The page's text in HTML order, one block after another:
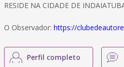
RESIDE NA CIDADE DE
O Observador: https://
Perfil completo